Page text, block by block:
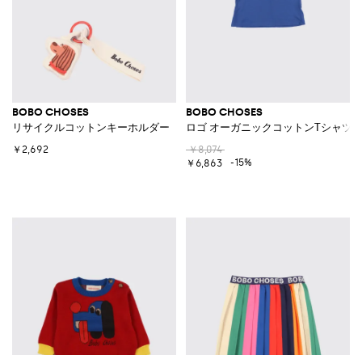
BOBO CHOSES
リサイクルコットンキーホルダー
￥2,692
BOBO CHOSES
ロゴ オーガニックコットンTシャツ
￥8,074
￥6,863
-15%